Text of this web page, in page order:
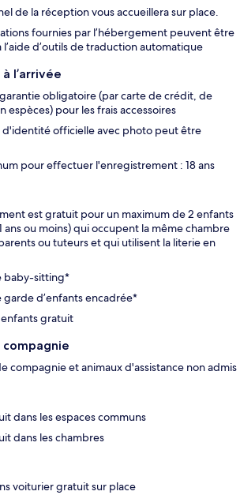
de la réception vous accueillera sur place.
fournies par l’hébergement peuvent être
l’aide d’outils de traduction automatique
l’arrivée
obligatoire (par carte de crédit, de
espèces) pour les frais accessoires
d'identité officielle avec photo peut être
pour effectuer l'enregistrement : 18 ans
est gratuit pour un maximum de 2 enfants
ans ou moins) qui occupent la même chambre
ou tuteurs et qui utilisent la literie en
baby-sitting*
garde d’enfants encadrée*
gratuit
compagnie
compagnie et animaux d'assistance non admis
dans les espaces communs
dans les chambres
voiturier gratuit sur place